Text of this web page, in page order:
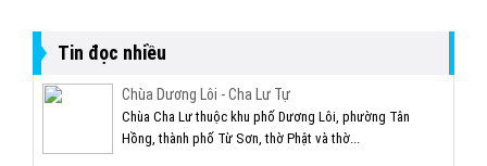
Tin đọc nhiều
Chùa Dương Lôi - Cha Lư Tự
Chùa Cha Lư thuộc khu phố Dương Lôi, phường Tân
Hồng, thành phố Từ Sơn, thờ Phật và thờ...